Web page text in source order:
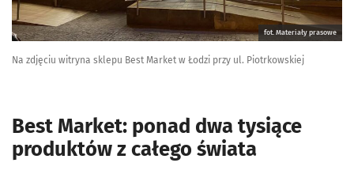
fot. Materiały prasowe
Na zdjęciu witryna sklepu Best Market w Łodzi przy ul. Piotrkowskiej
Best Market: ponad dwa tysiące
produktów z całego świata